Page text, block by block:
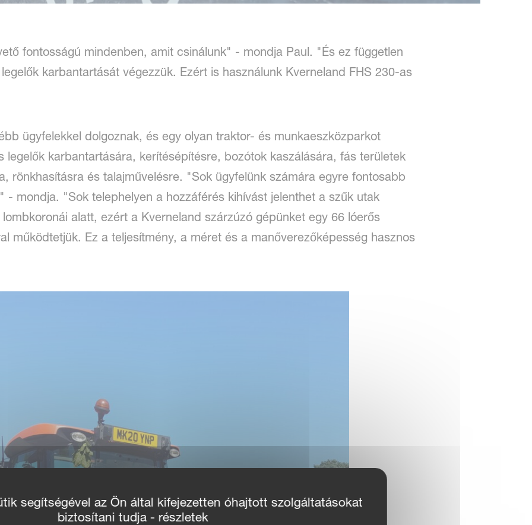
fontosságú mindenben, amit csinálunk" - mondja Paul. "És ez független
karbantartását végezzük. Ezért is használunk Kverneland FHS 230-as
ügyfelekkel dolgoznak, és egy olyan traktor- és munkaeszközparkot
legelők karbantartására, kerítésépítésre, bozótok kaszálására, fás területek
rönkhasításra és talajművelésre. "Sok ügyfelünk számára egyre fontosabb
- mondja. "Sok telephelyen a hozzáférés kihívást jelenthet a szűk utak
alatt, ezért a Kverneland szárzúzó gépünket egy 66 lóerős
működtetjük. Ez a teljesítmény, a méret és a manőverezőképesség hasznos
segítségével az Ön által kifejezetten óhajtott szolgáltatásokat
biztosítani tudja - részletek